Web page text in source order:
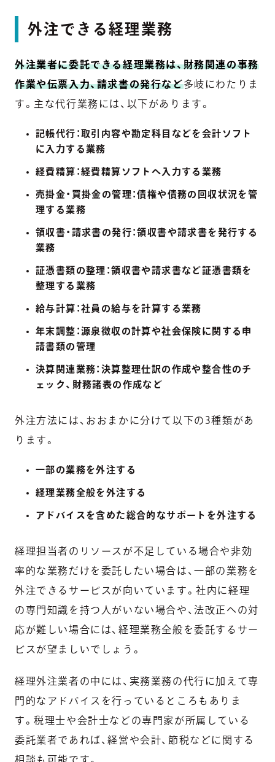
外注できる経理業務
外注業者に委託できる経理業務は、財務関連の事務
作業や伝票入力、請求書の発行など多岐にわたりま
す。主な代行業務には、以下があります。
記帳代行：取引内容や勘定科目などを会計ソフト
に入力する業務
経費精算：経費精算ソフトへ入力する業務
売掛金・買掛金の管理：債権や債務の回収状況を管
理する業務
領収書・請求書の発行：領収書や請求書を発行する
業務
証憑書類の整理：領収書や請求書など証憑書類を
整理する業務
給与計算：社員の給与を計算する業務
年末調整：源泉徴収の計算や社会保険に関する申
請書類の管理
決算関連業務：決算整理仕訳の作成や整合性のチ
ェック、財務諸表の作成など
外注方法には、おおまかに分けて以下の3種類があ
ります。
一部の業務を外注する
経理業務全般を外注する
アドバイスを含めた総合的なサポートを外注する
経理担当者のリソースが不足している場合や非効
率的な業務だけを委託したい場合は、一部の業務を
外注できるサービスが向いています。社内に経理
の専門知識を持つ人がいない場合や、法改正への対
応が難しい場合には、経理業務全般を委託するサー
ビスが望ましいでしょう。
経理外注業者の中には、実務業務の代行に加えて専
門的なアドバイスを行っているところもありま
す。税理士や会計士などの専門家が所属している
委託業者であれば、経営や会計、節税などに関する
相談も可能です。